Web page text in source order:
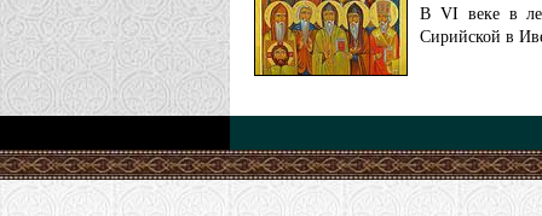
В VI веке в
Сирийской в